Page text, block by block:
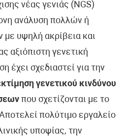
νέας γενιάς (NGS)
ανάλυση πολλών ή
υψηλή ακρίβεια και
αξιόπιστη γενετική
έχει σχεδιαστεί για την
γενετικού κινδύνου
που σχετίζονται με το
πολύτιμο εργαλείο
υποψίας, την